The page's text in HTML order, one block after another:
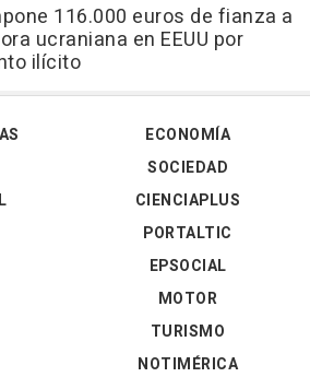
116.000 euros de fianza a
ucraniana en EEUU por
ilícito
ECONOMÍA
SOCIEDAD
CIENCIAPLUS
PORTALTIC
EPSOCIAL
MOTOR
TURISMO
NOTIMÉRICA